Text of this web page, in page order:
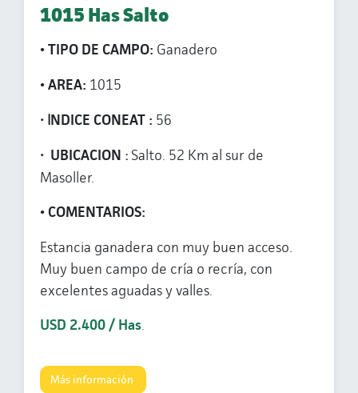
1015 Has Salto
• TIPO DE CAMPO: Ganadero
• AREA: 1015
• INDICE CONEAT : 56
• UBICACION : Salto. 52 Km al sur de
Masoller.
• COMENTARIOS:
Estancia ganadera con muy buen acceso.
Muy buen campo de cría o recría, con
excelentes aguadas y valles.
USD 2.400 / Has.
Más información